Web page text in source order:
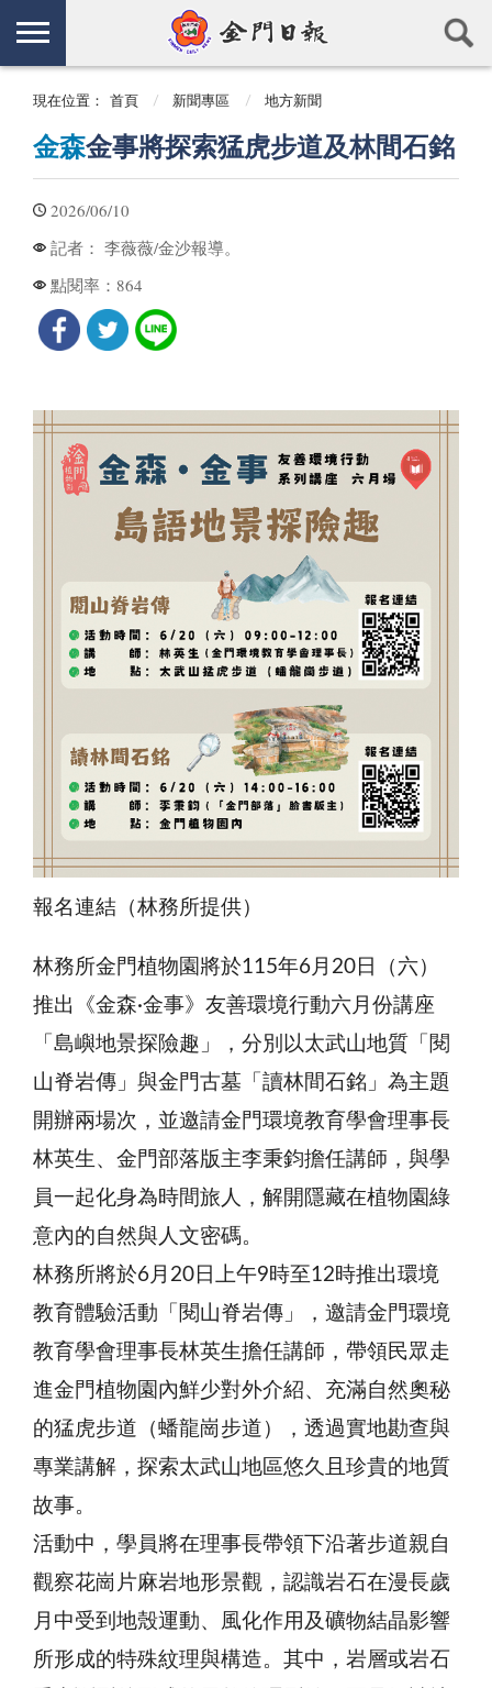
現在位置： 首頁 新聞專區 地方新聞
金森金事將探索猛虎步道及林間石銘
2026/06/10
記者： 李薇薇/金沙報導。
點閱率： 864
報名連結（林務所提供）
林務所金門植物園將於115年6月20日（六）
推出《金森·金事》友善環境行動六月份講座
「島嶼地景探險趣」，分別以太武山地質「閱
山脊岩傳」與金門古墓「讀林間石銘」為主題
開辦兩場次，並邀請金門環境教育學會理事長
林英生、金門部落版主李秉鈞擔任講師，與學
員一起化身為時間旅人，解開隱藏在植物園綠
意內的自然與人文密碼。
林務所將於6月20日上午9時至12時推出環境
教育體驗活動「閱山脊岩傳」，邀請金門環境
教育學會理事長林英生擔任講師，帶領民眾走
進金門植物園內鮮少對外介紹、充滿自然奧秘
的猛虎步道（蟠龍崗步道），透過實地勘查與
專業講解，探索太武山地區悠久且珍貴的地質
故事。
活動中，學員將在理事長帶領下沿著步道親自
觀察花崗片麻岩地形景觀，認識岩石在漫長歲
月中受到地殼運動、風化作用及礦物結晶影響
所形成的特殊紋理與構造。其中，岩層或岩石